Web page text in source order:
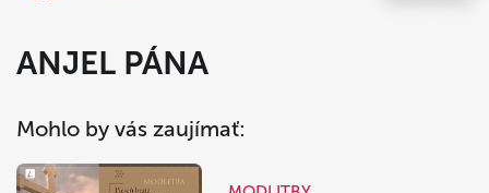
ANJEL PÁNA
Mohlo by vás zaujímať: